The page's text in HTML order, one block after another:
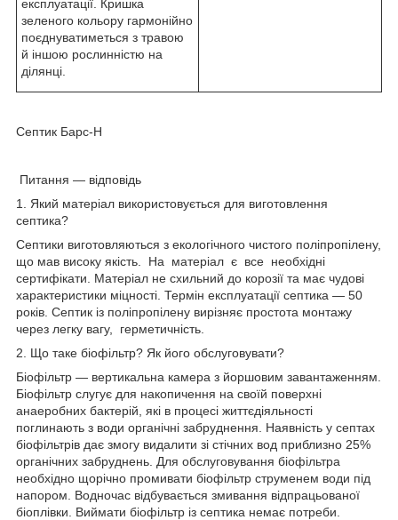
експлуатації. Кришка
зеленого кольору гармонійно
поєднуватиметься з травою
й іншою рослинністю на
ділянці.
Септик Барс-Н
Питання — відповідь
1. Який матеріал використовується для виготовлення
септика?
Септики виготовляються з екологічного чистого поліпропілену,
що мав високу якість. На матеріал є все необхідні
сертифікати. Матеріал не схильний до корозії та має чудові
характеристики міцності. Термін експлуатації септика — 50
років. Септик із поліпропілену вирізняє простота монтажу
через легку вагу, герметичність.
2. Що таке біофільтр? Як його обслуговувати?
Біофільтр — вертикальна камера з йоршовим завантаженням.
Біофільтр слугує для накопичення на своїй поверхні
анаеробних бактерій, які в процесі життєдіяльності
поглинають з води органічні забруднення. Наявність у септах
біофільтрів дає змогу видалити зі стічних вод приблизно 25%
органічних забруднень. Для обслуговування біофільтра
необхідно щорічно промивати біофільтр струменем води під
напором. Водночас відбувається змивання відпрацьованої
біоплівки. Виймати біофільтр із септика немає потреби.